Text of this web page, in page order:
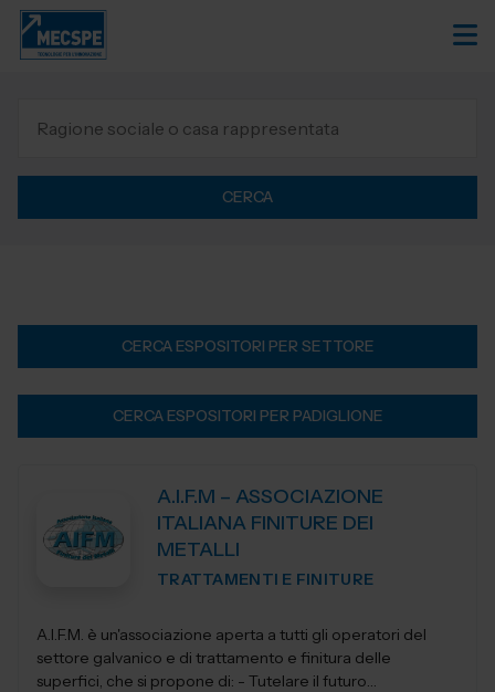
CERCA
CERCA ESPOSITORI PER SETTORE
CERCA ESPOSITORI PER PADIGLIONE
A.I.F.M – ASSOCIAZIONE
ITALIANA FINITURE DEI
METALLI
TRATTAMENTI E FINITURE
A.I.F.M. è un'associazione aperta a tutti gli operatori del
settore galvanico e di trattamento e finitura delle
superfici, che si propone di: - Tutelare il futuro